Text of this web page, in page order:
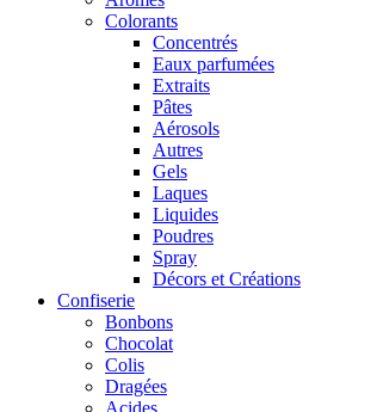
Colorants
Concentrés
Eaux parfumées
Extraits
Pâtes
Aérosols
Autres
Gels
Laques
Liquides
Poudres
Spray
Décors et Créations
Confiserie
Bonbons
Chocolat
Colis
Dragées
Acides